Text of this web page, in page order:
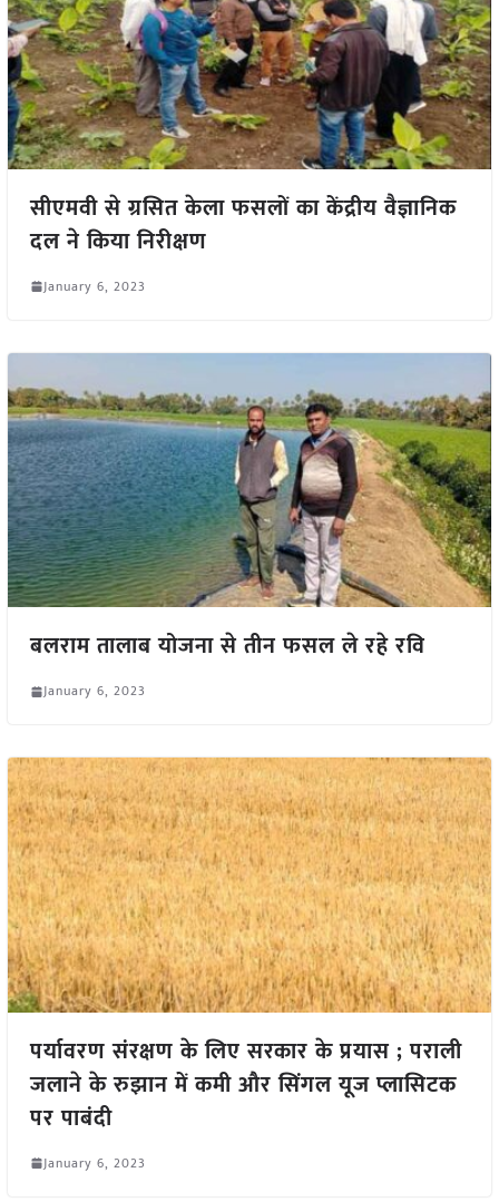
सीएमवी से ग्रसित केला फसलों का केंद्रीय वैज्ञानिक
दल ने किया निरीक्षण
January 6, 2023
बलराम तालाब योजना से तीन फसल ले रहे रवि
January 6, 2023
पर्यावरण संरक्षण के लिए सरकार के प्रयास ; पराली
जलाने के रुझान में कमी और सिंगल यूज प्लासिटक
पर पाबंदी
January 6, 2023